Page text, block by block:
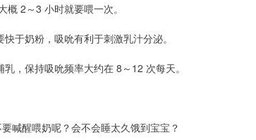
2～3 小时就要喂一次。
于奶粉，吸吮有利于刺激乳汁分泌。
，保持吸吮频率大约在 8～12 次每天。
喊醒喂奶呢？会不会睡太久饿到宝宝？